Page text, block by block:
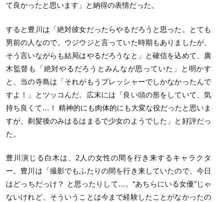
て良かったと思います」と納得の表情だった。
すると豊川は「絶対彼女だったらやるだろうと思った。とても
男前の人なので。ウジウジと言っていた時期もありましたが、
そう言いながらも結局はやるだろうなと」と確信を込めて、廣
木監督も「絶対やるだろうとみんなが思っていた」と明かす
と、当の寺島は「それがもうプレッシャーでしかなかったんで
すよ！」とツッコんだ。広末には「良い頭の形をしていて、気
持ち良くて…！ 精神的にも肉体的にも大変な役だったと思いま
すが、剃髪後のみはるはまるで少女のようでした」と好評だっ
た。
豊川演じる白木は、2人の女性の間を行き来するキャラクタ
ー。豊川は「撮影でもふたりの間を行き来していたので、今日
はどっちだっけ？ と思ったりして…。“あちらにいる女優”じゃ
ないけれど、そういうことは今まで経験したことがなかったの